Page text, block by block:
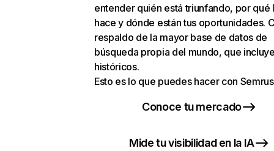
entender quién está triunfando, por qué
hace y dónde están tus oportunidades.
respaldo de la mayor base de datos de
búsqueda propia del mundo, que
históricos.
Esto es lo que puedes hacer con
Conoce tu mercado
Mide tu visibilidad en la IA